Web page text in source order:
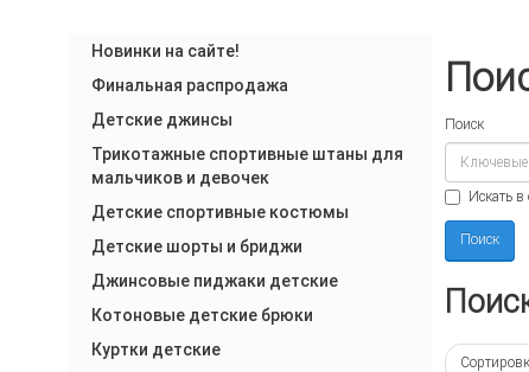
Новинки на сайте!
Финальная распродажа
Детские джинсы
Трикотажные спортивные штаны для
мальчиков и девочек
Детские спортивные костюмы
Детские шорты и бриджи
Джинсовые пиджаки детские
Котоновые детские брюки
Куртки детские
Поиск
Искать в